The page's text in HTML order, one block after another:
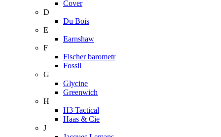
Cover
D
Du Bois
E
Earnshaw
F
Fischer barometr
Fossil
G
Glycine
Greenwich
H
H3 Tactical
Haas & Cie
J